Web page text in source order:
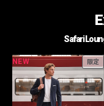
Safari
NEW 限定